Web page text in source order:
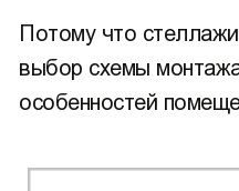
Потому что
выбор схемы
особенностей